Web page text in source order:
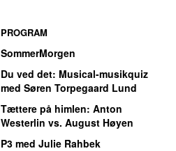
PROGRAM
SommerMorgen
Du ved det: Musical-musikquiz
med Søren Torpegaard Lund
Tættere på himlen: Anton
Westerlin vs. August Høyen
P3 med Julie Rahbek